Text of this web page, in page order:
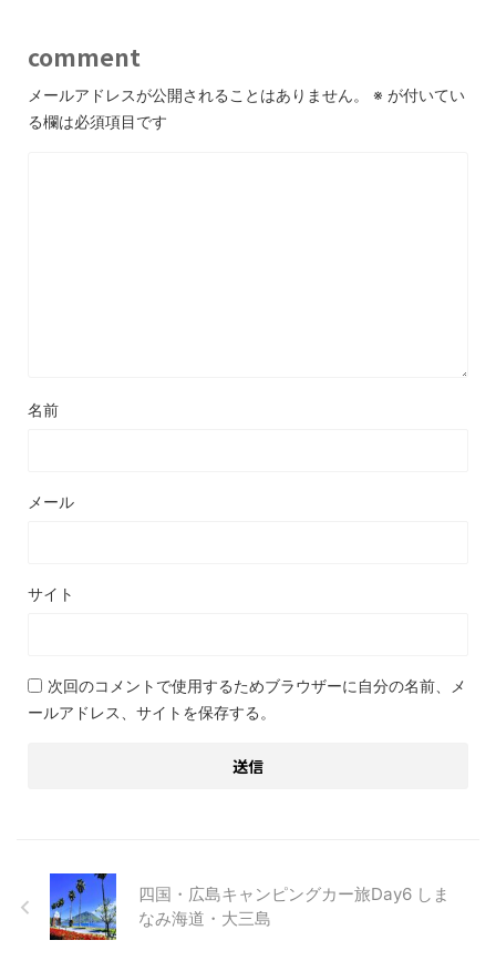
comment
メールアドレスが公開されることはありません。 ※ が付いてい
る欄は必須項目です
名前
メール
サイト
次回のコメントで使用するためブラウザーに自分の名前、メ
ールアドレス、サイトを保存する。
四国・広島キャンピングカー旅Day6 しま
なみ海道・大三島